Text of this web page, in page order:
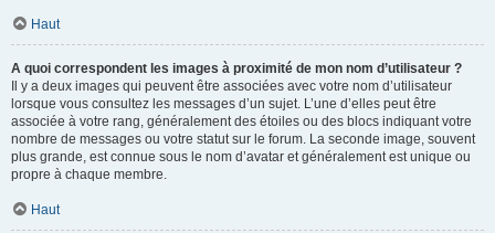
Haut
A quoi correspondent les images à proximité de mon nom d’utilisateur ?
Il y a deux images qui peuvent être associées avec votre nom d’utilisateur
lorsque vous consultez les messages d’un sujet. L’une d’elles peut être
associée à votre rang, généralement des étoiles ou des blocs indiquant votre
nombre de messages ou votre statut sur le forum. La seconde image, souvent
plus grande, est connue sous le nom d’avatar et généralement est unique ou
propre à chaque membre.
Haut